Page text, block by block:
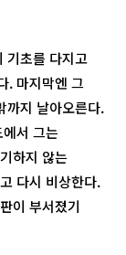
기초를 다지고
. 마지막엔 그
까지 날아오른다.
서 그는
하지 않는
다시 비상한다.
이 부서졌기